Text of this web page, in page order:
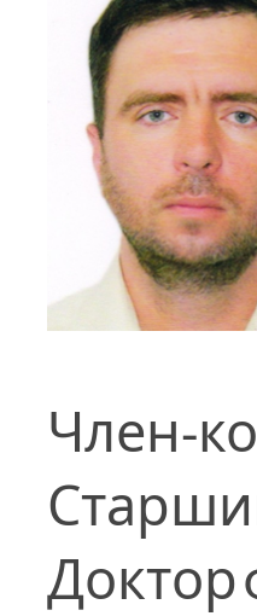
Член-
Доктор